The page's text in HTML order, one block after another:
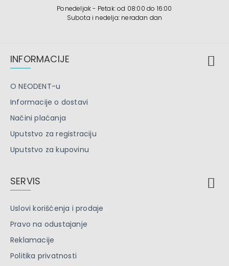
Ponedeljak - Petak: od 08:00 do 16:00
Subota i nedelja: neradan dan
INFORMACIJE
O NEODENT-u
Informacije o dostavi
Načini plaćanja
Uputstvo za registraciju
Uputstvo za kupovinu
SERVIS
Uslovi korišćenja i prodaje
Pravo na odustajanje
Reklamacije
Politika privatnosti